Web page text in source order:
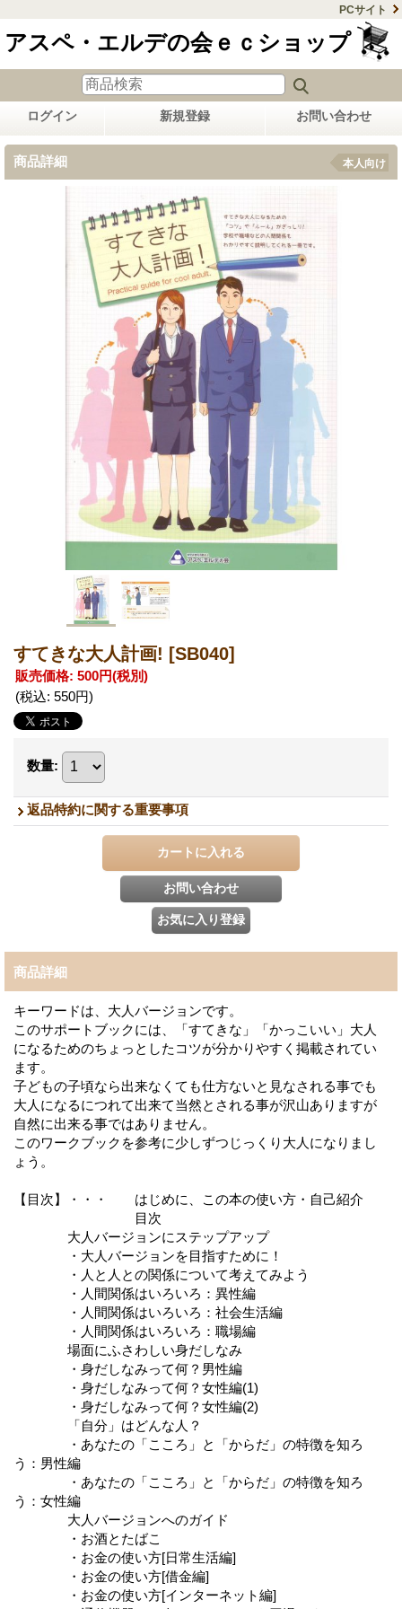
PCサイト
アスペ・エルデの会ｅｃショップ
ログイン 新規登録 お問い合わせ
商品詳細 本人向け
すてきな大人計画! [SB040]
販売価格: 500円(税別)
(税込: 550円)
数量:
返品特約に関する重要事項
商品詳細
キーワードは、大人バージョンです。
このサポートブックには、「すてきな」「かっこいい」大人
になるためのちょっとしたコツが分かりやすく掲載されてい
ます。
子どもの子頃なら出来なくても仕方ないと見なされる事でも
大人になるにつれて出来て当然とされる事が沢山ありますが
自然に出来る事ではありません。
このワークブックを参考に少しずつじっくり大人になりまし
ょう。
【目次】・・・ はじめに、この本の使い方・自己紹介
目次
大人バージョンにステップアップ
・大人バージョンを目指すために！
・人と人との関係について考えてみよう
・人間関係はいろいろ：異性編
・人間関係はいろいろ：社会生活編
・人間関係はいろいろ：職場編
場面にふさわしい身だしなみ
・身だしなみって何？男性編
・身だしなみって何？女性編(1)
・身だしなみって何？女性編(2)
「自分」はどんな人？
・あなたの「こころ」と「からだ」の特徴を知ろ
う：男性編
・あなたの「こころ」と「からだ」の特徴を知ろ
う：女性編
大人バージョンへのガイド
・お酒とたばこ
・お金の使い方[日常生活編]
・お金の使い方[借金編]
・お金の使い方[インターネット編]